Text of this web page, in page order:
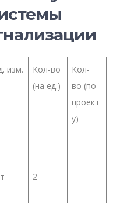
изм.
Кол-во
(на ед.)
Кол-
во (по
проект
у)
2